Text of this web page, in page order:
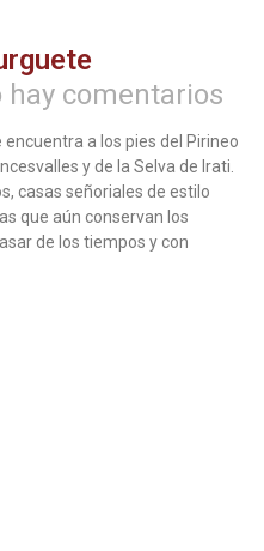
hay comentarios
a los pies del Pirineo
y de la Selva de Irati.
casas señoriales de estilo
que aún conservan los
de los tiempos y con